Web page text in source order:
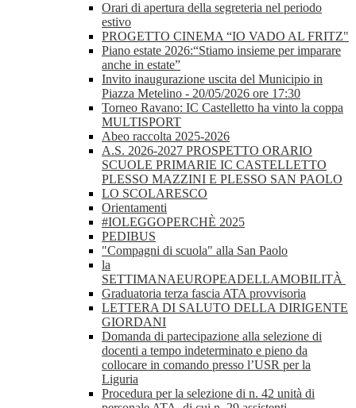
Orari di apertura della segreteria nel periodo
estivo
PROGETTO CINEMA “IO VADO AL FRITZ"
Piano estate 2026:“Stiamo insieme per imparare
anche in estate”
Invito inaugurazione uscita del Municipio in
Piazza Metelino - 20/05/2026 ore 17:30
Torneo Ravano: IC Castelletto ha vinto la coppa
MULTISPORT
Abeo raccolta 2025-2026
A.S. 2026-2027 PROSPETTO ORARIO
SCUOLE PRIMARIE IC CASTELLETTO
PLESSO MAZZINI E PLESSO SAN PAOLO
LO SCOLARESCO
Orientamenti
#IOLEGGOPERCHÈ 2025
PEDIBUS
"Compagni di scuola" alla San Paolo
la
SETTIMANAEUROPEADELLAMOBILITÀ
Graduatoria terza fascia ATA provvisoria
LETTERA DI SALUTO DELLA DIRIGENTE
GIORDANI
Domanda di partecipazione alla selezione di
docenti a tempo indeterminato e pieno da
collocare in comando presso l’USR per la
Liguria
Procedura per la selezione di n. 42 unità di